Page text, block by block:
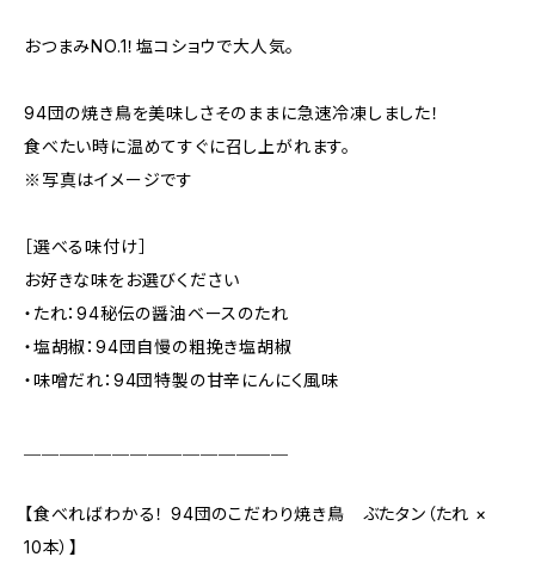
おつまみNO.1！塩コショウで大人気。
94団の焼き鳥を美味しさそのままに急速冷凍しました！
食べたい時に温めてすぐに召し上がれます。
※写真はイメージです
［選べる味付け］
お好きな味をお選びください
・たれ：94秘伝の醤油ベースのたれ
・塩胡椒：94団自慢の粗挽き塩胡椒
・味噌だれ：94団特製の甘辛にんにく風味
【食べればわかる！ 94団のこだわり焼き鳥 ぶたタン（たれ ×
10本）】